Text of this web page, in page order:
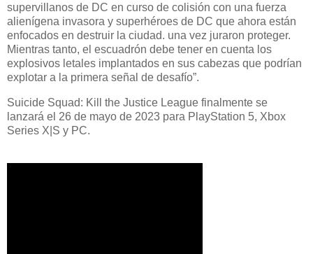
supervillanos de DC en curso de colisión con una fuerza
alienígena invasora y superhéroes de DC que ahora están
enfocados en destruir la ciudad. una vez juraron proteger.
Mientras tanto, el escuadrón debe tener en cuenta los
explosivos letales implantados en sus cabezas que podrían
explotar a la primera señal de desafío”.
Suicide Squad: Kill the Justice League finalmente se
lanzará el 26 de mayo de 2023 para PlayStation 5, Xbox
Series X|S y PC.